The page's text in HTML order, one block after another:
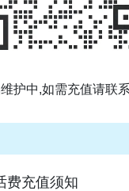
护中,如需充值请联
费充值须知